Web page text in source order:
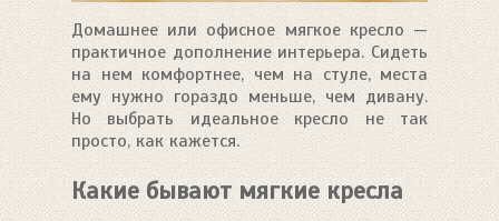
Домашнее или офисное мягкое кресло —
практичное дополнение интерьера. Сидеть
на нем комфортнее, чем на стуле, места
ему нужно гораздо меньше, чем дивану.
Но выбрать идеальное кресло не так
просто, как кажется.
Какие бывают мягкие кресла